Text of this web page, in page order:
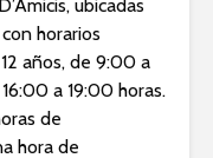
ubicadas
horarios
años, de 9:00 a
a 19:00 horas.
de
hora de